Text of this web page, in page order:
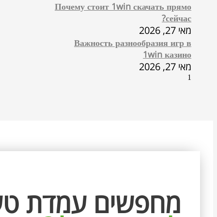
Почему стоит 1win скачать прямо
сейчас?
מאי 27, 2026
Важность разнообразия игр в
1win казино
מאי 27, 2026
מחפשים עמדת